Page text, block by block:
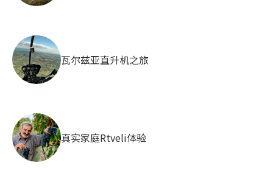
瓦尔兹亚直升机之旅
真实家庭Rtveli体验